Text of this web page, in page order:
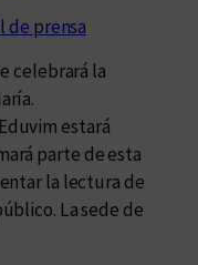
de prensa
celebrará la
estará
parte de esta
la lectura de
La sede de